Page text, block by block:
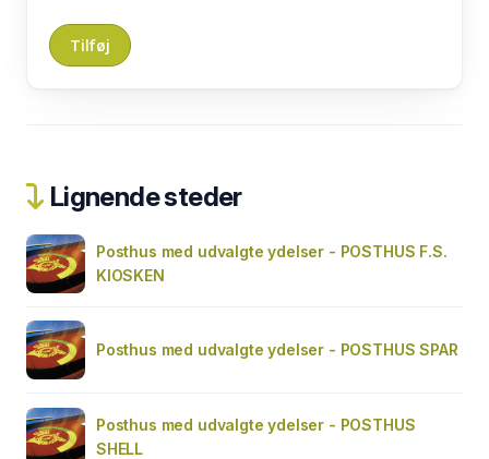
Lignende steder
Posthus med udvalgte ydelser - POSTHUS F.S.
KIOSKEN
Posthus med udvalgte ydelser - POSTHUS SPAR
Posthus med udvalgte ydelser - POSTHUS
SHELL